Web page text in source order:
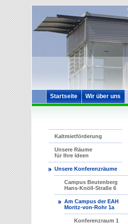
Startseite Wir über uns
Kaltmietförderung
Unsere Räume
für Ihre Ideen
Unsere Konferenzräume
Campus Beutenberg
Hans-Knöll-Straße 6
Am Campus der EAH
Moritz-von-Rohr 1a
Konferenzraum 1